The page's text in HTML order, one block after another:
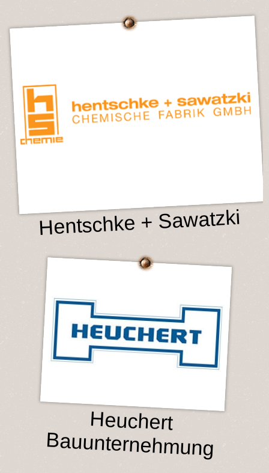
Hentschke + Sawatzki
Heuchert
Bauunternehmung